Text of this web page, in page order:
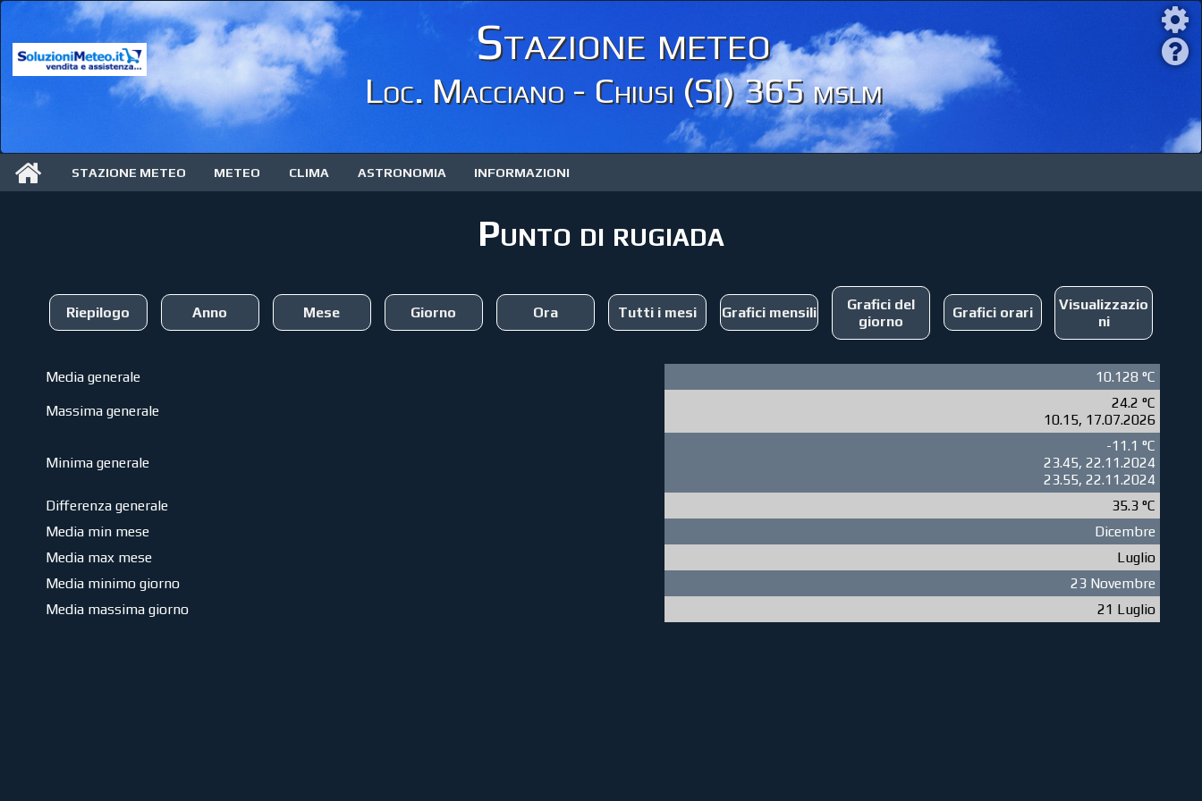
Stazione meteo
Loc. Macciano - Chiusi (SI) 365 mslm
STAZIONE METEO METEO CLIMA ASTRONOMIA INFORMAZIONI
Punto di rugiada
Riepilogo Anno Mese Giorno Ora Tutti i mesi Grafici mensili
Grafici del
giorno
Grafici orari
Visualizzazio
ni
Media generale
10.128 °C
Massima generale
24.2 °C
10.15, 17.07.2026
Minima generale
-11.1 °C
23.45, 22.11.2024
23.55, 22.11.2024
Differenza generale
35.3 °C
Media min mese
Dicembre
Media max mese
Luglio
Media minimo giorno
23 Novembre
Media massima giorno
21 Luglio